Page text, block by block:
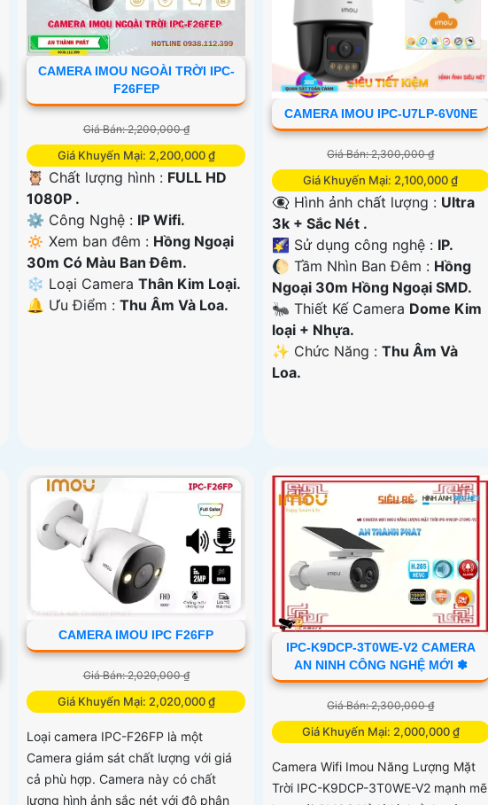
CAMERA IMOU NGOÀI TRỜI IPC-
F26FEP
Giá Bán: 2,200,000 ₫
Giá Khuyến Mại: 2,200,000 ₫
🦉 Chất lượng hình : FULL HD
1080P .
⚙ Công Nghệ : IP Wifi.
🔅 Xem ban đêm : Hồng Ngoại
30m Có Màu Ban Đêm.
❄ Loại CameraThân Kim Loại.
️🔔 Ưu Điểm :Thu Âm Và Loa.
CAMERA IMOU IPC-U7LP-6V0NE
Giá Bán: 2,300,000 ₫
Giá Khuyến Mại: 2,100,000 ₫
👁️‍🗨 Hình ảnh chất lượng : Ultra
3k + Sắc Nét .
🌠 Sử dụng công nghệ : IP.
🌔 Tầm Nhìn Ban Đêm : Hồng
Ngoại 30m Hồng Ngoại SMD.
🐜 Thiết Kế Camera Dome Kim
loại + Nhựa.
️✨ Chức Năng : Thu Âm Và
Loa.
CAMERA IMOU IPC F26FP
Giá Bán: 2,020,000 ₫
Giá Khuyến Mại: 2,020,000 ₫
Loại camera IPC-F26FP là một
Camera giám sát chất lượng với giá
cả phù hợp. Camera này có chất
lượng hình ảnh sắc nét với độ phân
IPC-K9DCP-3T0WE-V2 CAMERA
AN NINH CÔNG NGHỆ MỚI ✽
Giá Bán: 2,300,000 ₫
Giá Khuyến Mại: 2,000,000 ₫
Camera Wifi Imou Năng Lượng Mặt
Trời IPC-K9DCP-3T0WE-V2 mạnh mẽ